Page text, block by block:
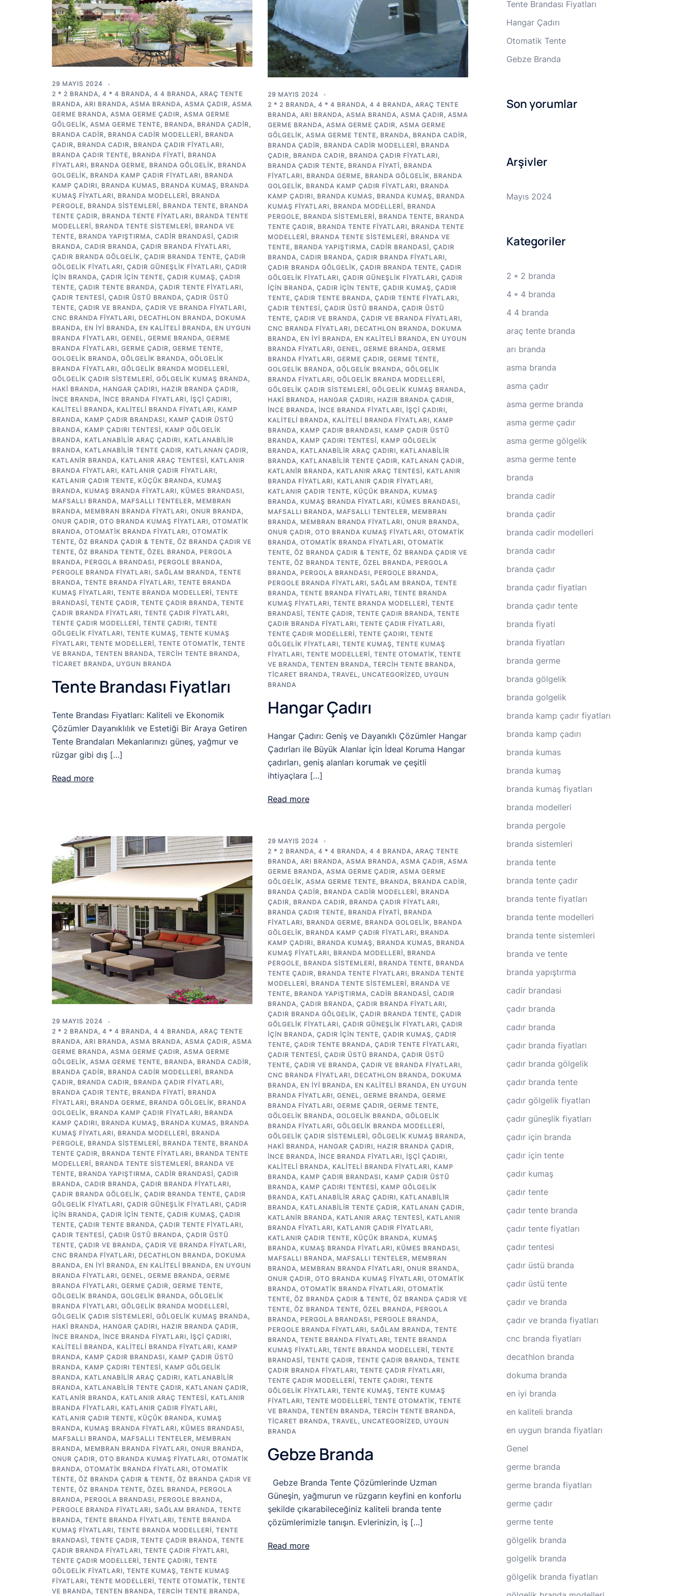
29 MAYIS 2024
2 * 2 BRANDA, 4 * 4 BRANDA, 4 4 BRANDA, ARAÇ TENTE
BRANDA, ARI BRANDA, ASMA BRANDA, ASMA ÇADIR, ASMA
GERME BRANDA, ASMA GERME ÇADIR, ASMA GERME
GÖLGELIK, ASMA GERME TENTE, BRANDA, BRANDA ÇADIR,
BRANDA CADIR, BRANDA CADIR MODELLERI, BRANDA
ÇADIR, BRANDA CADIR, BRANDA ÇADIR FIYATLARI,
BRANDA ÇADIR TENTE, BRANDA FIYATI, BRANDA
FIYATLARI, BRANDA GERME, BRANDA GÖLGELIK, BRANDA
GOLGELIK, BRANDA KAMP ÇADIR FIYATLARI, BRANDA
KAMP ÇADIRI, BRANDA KUMAS, BRANDA KUMAŞ, BRANDA
KUMAŞ FIYATLARI, BRANDA MODELLERI, BRANDA
PERGOLE, BRANDA SISTEMLERI, BRANDA TENTE, BRANDA
TENTE ÇADIR, BRANDA TENTE FIYATLARI, BRANDA TENTE
MODELLERI, BRANDA TENTE SISTEMLERI, BRANDA VE
TENTE, BRANDA YAPIŞTIRMA, CADIR BRANDASI, ÇADIR
BRANDA, CADIR BRANDA, ÇADIR BRANDA FIYATLARI,
ÇADIR BRANDA GÖLGELIK, ÇADIR BRANDA TENTE, ÇADIR
GÖLGELIK FIYATLARI, ÇADIR GÜNEŞLIK FIYATLARI, ÇADIR
IÇIN BRANDA, ÇADIR IÇIN TENTE, ÇADIR KUMAŞ, ÇADIR
TENTE, ÇADIR TENTE BRANDA, ÇADIR TENTE FIYATLARI,
ÇADIR TENTESI, ÇADIR ÜSTÜ BRANDA, ÇADIR ÜSTÜ
TENTE, ÇADIR VE BRANDA, ÇADIR VE BRANDA FIYATLARI,
CNC BRANDA FIYATLARI, DECATHLON BRANDA, DOKUMA
BRANDA, EN IYI BRANDA, EN KALITELI BRANDA, EN UYGUN
BRANDA FIYATLARI, GENEL, GERME BRANDA, GERME
BRANDA FIYATLARI, GERME ÇADIR, GERME TENTE,
GOLGELIK BRANDA, GÖLGELIK BRANDA, GÖLGELIK
BRANDA FIYATLARI, GÖLGELIK BRANDA MODELLERI,
GÖLGELIK ÇADIR SISTEMLERI, GÖLGELIK KUMAŞ BRANDA,
HAKI BRANDA, HANGAR ÇADIRI, HAZIR BRANDA ÇADIR,
INCE BRANDA, INCE BRANDA FIYATLARI, IŞÇI ÇADIRI,
KALITELI BRANDA, KALITELI BRANDA FIYATLARI, KAMP
BRANDA, KAMP ÇADIR BRANDASI, KAMP ÇADIR ÜSTÜ
BRANDA, KAMP ÇADIRI TENTESI, KAMP GÖLGELIK
BRANDA, KATLANABILIR ARAÇ ÇADIRI, KATLANABILIR
BRANDA, KATLANABILIR TENTE ÇADIR, KATLANAN ÇADIR,
KATLANIR BRANDA, KATLANIR ARAÇ TENTESI, KATLANIR
BRANDA FIYATLARI, KATLANIR ÇADIR FIYATLARI,
KATLANIR ÇADIR TENTE, KÜÇÜK BRANDA, KUMAŞ
BRANDA, KUMAŞ BRANDA FIYATLARI, KÜMES BRANDASI,
MAFSALLI BRANDA, MAFSALLI TENTELER, MEMBRAN
BRANDA, MEMBRAN BRANDA FIYATLARI, ONUR BRANDA,
ONUR ÇADIR, OTO BRANDA KUMAŞ FIYATLARI, OTOMATIK
BRANDA, OTOMATIK BRANDA FIYATLARI, OTOMATIK
TENTE, ÖZ BRANDA ÇADIR & TENTE, ÖZ BRANDA ÇADIR VE
TENTE, ÖZ BRANDA TENTE, ÖZEL BRANDA, PERGOLA
BRANDA, PERGOLA BRANDASI, PERGOLE BRANDA,
PERGOLE BRANDA FIYATLARI, SAĞLAM BRANDA, TENTE
BRANDA, TENTE BRANDA FIYATLARI, TENTE BRANDA
KUMAŞ FIYATLARI, TENTE BRANDA MODELLERI, TENTE
BRANDASI, TENTE ÇADIR, TENTE ÇADIR BRANDA, TENTE
ÇADIR BRANDA FIYATLARI, TENTE ÇADIR FIYATLARI,
TENTE ÇADIR MODELLERI, TENTE ÇADIRI, TENTE
GÖLGELIK FIYATLARI, TENTE KUMAŞ, TENTE KUMAŞ
FIYATLARI, TENTE MODELLERI, TENTE OTOMATIK, TENTE
VE BRANDA, TENTEN BRANDA, TERCIH TENTE BRANDA,
TICARET BRANDA, UYGUN BRANDA
Tente Brandası Fiyatları
Tente Brandası Fiyatları: Kaliteli ve Ekonomik
Çözümler Dayanıklılık ve Estetiği Bir Araya Getiren
Tente Brandaları Mekanlarınızı güneş, yağmur ve
rüzgar gibi dış […]
Read more
29 MAYIS 2024
2 * 2 BRANDA, 4 * 4 BRANDA, 4 4 BRANDA, ARAÇ TENTE
BRANDA, ARI BRANDA, ASMA BRANDA, ASMA ÇADIR, ASMA
GERME BRANDA, ASMA GERME ÇADIR, ASMA GERME
GÖLGELIK, ASMA GERME TENTE, BRANDA, BRANDA CADIR,
BRANDA ÇADIR, BRANDA CADIR MODELLERI, BRANDA
ÇADIR, BRANDA CADIR, BRANDA ÇADIR FIYATLARI,
BRANDA ÇADIR TENTE, BRANDA FIYATI, BRANDA
FIYATLARI, BRANDA GERME, BRANDA GÖLGELIK, BRANDA
GOLGELIK, BRANDA KAMP ÇADIR FIYATLARI, BRANDA
KAMP ÇADIRI, BRANDA KUMAS, BRANDA KUMAŞ, BRANDA
KUMAŞ FIYATLARI, BRANDA MODELLERI, BRANDA
PERGOLE, BRANDA SISTEMLERI, BRANDA TENTE, BRANDA
TENTE ÇADIR, BRANDA TENTE FIYATLARI, BRANDA TENTE
MODELLERI, BRANDA TENTE SISTEMLERI, BRANDA VE
TENTE, BRANDA YAPIŞTIRMA, CADIR BRANDASI, ÇADIR
BRANDA, CADIR BRANDA, ÇADIR BRANDA FIYATLARI,
ÇADIR BRANDA GÖLGELIK, ÇADIR BRANDA TENTE, ÇADIR
GÖLGELIK FIYATLARI, ÇADIR GÜNEŞLIK FIYATLARI, ÇADIR
IÇIN BRANDA, ÇADIR IÇIN TENTE, ÇADIR KUMAŞ, ÇADIR
TENTE, ÇADIR TENTE BRANDA, ÇADIR TENTE FIYATLARI,
ÇADIR TENTESI, ÇADIR ÜSTÜ BRANDA, ÇADIR ÜSTÜ
TENTE, ÇADIR VE BRANDA, ÇADIR VE BRANDA FIYATLARI,
CNC BRANDA FIYATLARI, DECATHLON BRANDA, DOKUMA
BRANDA, EN IYI BRANDA, EN KALITELI BRANDA, EN UYGUN
BRANDA FIYATLARI, GENEL, GERME BRANDA, GERME
BRANDA FIYATLARI, GERME ÇADIR, GERME TENTE,
GOLGELIK BRANDA, GÖLGELIK BRANDA, GÖLGELIK
BRANDA FIYATLARI, GÖLGELIK BRANDA MODELLERI,
GÖLGELIK ÇADIR SISTEMLERI, GÖLGELIK KUMAŞ BRANDA,
HAKI BRANDA, HANGAR ÇADIRI, HAZIR BRANDA ÇADIR,
INCE BRANDA, INCE BRANDA FIYATLARI, IŞÇI ÇADIRI,
KALITELI BRANDA, KALITELI BRANDA FIYATLARI, KAMP
BRANDA, KAMP ÇADIR BRANDASI, KAMP ÇADIR ÜSTÜ
BRANDA, KAMP ÇADIRI TENTESI, KAMP GÖLGELIK
BRANDA, KATLANABILIR ARAÇ ÇADIRI, KATLANABILIR
BRANDA, KATLANABILIR TENTE ÇADIR, KATLANAN ÇADIR,
KATLANIR BRANDA, KATLANIR ARAÇ TENTESI, KATLANIR
BRANDA FIYATLARI, KATLANIR ÇADIR FIYATLARI,
KATLANIR ÇADIR TENTE, KÜÇÜK BRANDA, KUMAŞ
BRANDA, KUMAŞ BRANDA FIYATLARI, KÜMES BRANDASI,
MAFSALLI BRANDA, MAFSALLI TENTELER, MEMBRAN
BRANDA, MEMBRAN BRANDA FIYATLARI, ONUR BRANDA,
ONUR ÇADIR, OTO BRANDA KUMAŞ FIYATLARI, OTOMATIK
BRANDA, OTOMATIK BRANDA FIYATLARI, OTOMATIK
TENTE, ÖZ BRANDA ÇADIR & TENTE, ÖZ BRANDA ÇADIR VE
TENTE, ÖZ BRANDA TENTE, ÖZEL BRANDA, PERGOLA
BRANDA, PERGOLA BRANDASI, PERGOLE BRANDA,
PERGOLE BRANDA FIYATLARI, SAĞLAM BRANDA, TENTE
BRANDA, TENTE BRANDA FIYATLARI, TENTE BRANDA
KUMAŞ FIYATLARI, TENTE BRANDA MODELLERI, TENTE
BRANDASI, TENTE ÇADIR, TENTE ÇADIR BRANDA, TENTE
ÇADIR BRANDA FIYATLARI, TENTE ÇADIR FIYATLARI,
TENTE ÇADIR MODELLERI, TENTE ÇADIRI, TENTE
GÖLGELIK FIYATLARI, TENTE KUMAŞ, TENTE KUMAŞ
FIYATLARI, TENTE MODELLERI, TENTE OTOMATIK, TENTE
VE BRANDA, TENTEN BRANDA, TERCIH TENTE BRANDA,
TICARET BRANDA, TRAVEL, UNCATEGORIZED, UYGUN
BRANDA
Hangar Çadırı
Hangar Çadırı: Geniş ve Dayanıklı Çözümler Hangar
Çadırları ile Büyük Alanlar İçin İdeal Koruma Hangar
çadırları, geniş alanları korumak ve çeşitli
ihtiyaçlara […]
Read more
29 MAYIS 2024
2 * 2 BRANDA, 4 * 4 BRANDA, 4 4 BRANDA, ARAÇ TENTE
BRANDA, ARI BRANDA, ASMA BRANDA, ASMA ÇADIR, ASMA
GERME BRANDA, ASMA GERME ÇADIR, ASMA GERME
GÖLGELIK, ASMA GERME TENTE, BRANDA, BRANDA CADIR,
BRANDA ÇADIR, BRANDA CADIR MODELLERI, BRANDA
ÇADIR, BRANDA CADIR, BRANDA ÇADIR FIYATLARI,
BRANDA ÇADIR TENTE, BRANDA FIYATI, BRANDA
FIYATLARI, BRANDA GERME, BRANDA GÖLGELIK, BRANDA
GOLGELIK, BRANDA KAMP ÇADIR FIYATLARI, BRANDA
KAMP ÇADIRI, BRANDA KUMAŞ, BRANDA KUMAS, BRANDA
KUMAŞ FIYATLARI, BRANDA MODELLERI, BRANDA
PERGOLE, BRANDA SISTEMLERI, BRANDA TENTE, BRANDA
TENTE ÇADIR, BRANDA TENTE FIYATLARI, BRANDA TENTE
MODELLERI, BRANDA TENTE SISTEMLERI, BRANDA VE
TENTE, BRANDA YAPIŞTIRMA, CADIR BRANDASI, ÇADIR
BRANDA, CADIR BRANDA, ÇADIR BRANDA FIYATLARI,
ÇADIR BRANDA GÖLGELIK, ÇADIR BRANDA TENTE, ÇADIR
GÖLGELIK FIYATLARI, ÇADIR GÜNEŞLIK FIYATLARI, ÇADIR
IÇIN BRANDA, ÇADIR IÇIN TENTE, ÇADIR KUMAŞ, ÇADIR
TENTE, ÇADIR TENTE BRANDA, ÇADIR TENTE FIYATLARI,
ÇADIR TENTESI, ÇADIR ÜSTÜ BRANDA, ÇADIR ÜSTÜ
TENTE, ÇADIR VE BRANDA, ÇADIR VE BRANDA FIYATLARI,
CNC BRANDA FIYATLARI, DECATHLON BRANDA, DOKUMA
BRANDA, EN IYI BRANDA, EN KALITELI BRANDA, EN UYGUN
BRANDA FIYATLARI, GENEL, GERME BRANDA, GERME
BRANDA FIYATLARI, GERME ÇADIR, GERME TENTE,
GÖLGELIK BRANDA, GOLGELIK BRANDA, GÖLGELIK
BRANDA FIYATLARI, GÖLGELIK BRANDA MODELLERI,
GÖLGELIK ÇADIR SISTEMLERI, GÖLGELIK KUMAŞ BRANDA,
HAKI BRANDA, HANGAR ÇADIRI, HAZIR BRANDA ÇADIR,
INCE BRANDA, INCE BRANDA FIYATLARI, IŞÇI ÇADIRI,
KALITELI BRANDA, KALITELI BRANDA FIYATLARI, KAMP
BRANDA, KAMP ÇADIR BRANDASI, KAMP ÇADIR ÜSTÜ
BRANDA, KAMP ÇADIRI TENTESI, KAMP GÖLGELIK
BRANDA, KATLANABILIR ARAÇ ÇADIRI, KATLANABILIR
BRANDA, KATLANABILIR TENTE ÇADIR, KATLANAN ÇADIR,
KATLANIR BRANDA, KATLANIR ARAÇ TENTESI, KATLANIR
BRANDA FIYATLARI, KATLANIR ÇADIR FIYATLARI,
KATLANIR ÇADIR TENTE, KÜÇÜK BRANDA, KUMAŞ
BRANDA, KUMAŞ BRANDA FIYATLARI, KÜMES BRANDASI,
MAFSALLI BRANDA, MAFSALLI TENTELER, MEMBRAN
BRANDA, MEMBRAN BRANDA FIYATLARI, ONUR BRANDA,
ONUR ÇADIR, OTO BRANDA KUMAŞ FIYATLARI, OTOMATIK
BRANDA, OTOMATIK BRANDA FIYATLARI, OTOMATIK
TENTE, ÖZ BRANDA ÇADIR & TENTE, ÖZ BRANDA ÇADIR VE
TENTE, ÖZ BRANDA TENTE, ÖZEL BRANDA, PERGOLA
BRANDA, PERGOLA BRANDASI, PERGOLE BRANDA,
PERGOLE BRANDA FIYATLARI, SAĞLAM BRANDA, TENTE
BRANDA, TENTE BRANDA FIYATLARI, TENTE BRANDA
KUMAŞ FIYATLARI, TENTE BRANDA MODELLERI, TENTE
BRANDASI, TENTE ÇADIR, TENTE ÇADIR BRANDA, TENTE
ÇADIR BRANDA FIYATLARI, TENTE ÇADIR FIYATLARI,
TENTE ÇADIR MODELLERI, TENTE ÇADIRI, TENTE
GÖLGELIK FIYATLARI, TENTE KUMAŞ, TENTE KUMAŞ
FIYATLARI, TENTE MODELLERI, TENTE OTOMATIK, TENTE
VE BRANDA, TENTEN BRANDA, TERCIH TENTE BRANDA,
29 MAYIS 2024
2 * 2 BRANDA, 4 * 4 BRANDA, 4 4 BRANDA, ARAÇ TENTE
BRANDA, ARI BRANDA, ASMA BRANDA, ASMA ÇADIR, ASMA
GERME BRANDA, ASMA GERME ÇADIR, ASMA GERME
GÖLGELIK, ASMA GERME TENTE, BRANDA, BRANDA CADIR,
BRANDA ÇADIR, BRANDA CADIR MODELLERI, BRANDA
ÇADIR, BRANDA CADIR, BRANDA ÇADIR FIYATLARI,
BRANDA ÇADIR TENTE, BRANDA FIYATI, BRANDA
FIYATLARI, BRANDA GERME, BRANDA GOLGELIK, BRANDA
GÖLGELIK, BRANDA KAMP ÇADIR FIYATLARI, BRANDA
KAMP ÇADIRI, BRANDA KUMAŞ, BRANDA KUMAS, BRANDA
KUMAŞ FIYATLARI, BRANDA MODELLERI, BRANDA
PERGOLE, BRANDA SISTEMLERI, BRANDA TENTE, BRANDA
TENTE ÇADIR, BRANDA TENTE FIYATLARI, BRANDA TENTE
MODELLERI, BRANDA TENTE SISTEMLERI, BRANDA VE
TENTE, BRANDA YAPIŞTIRMA, CADIR BRANDASI, CADIR
BRANDA, ÇADIR BRANDA, ÇADIR BRANDA FIYATLARI,
ÇADIR BRANDA GÖLGELIK, ÇADIR BRANDA TENTE, ÇADIR
GÖLGELIK FIYATLARI, ÇADIR GÜNEŞLIK FIYATLARI, ÇADIR
IÇIN BRANDA, ÇADIR IÇIN TENTE, ÇADIR KUMAŞ, ÇADIR
TENTE, ÇADIR TENTE BRANDA, ÇADIR TENTE FIYATLARI,
ÇADIR TENTESI, ÇADIR ÜSTÜ BRANDA, ÇADIR ÜSTÜ
TENTE, ÇADIR VE BRANDA, ÇADIR VE BRANDA FIYATLARI,
CNC BRANDA FIYATLARI, DECATHLON BRANDA, DOKUMA
BRANDA, EN IYI BRANDA, EN KALITELI BRANDA, EN UYGUN
BRANDA FIYATLARI, GENEL, GERME BRANDA, GERME
BRANDA FIYATLARI, GERME ÇADIR, GERME TENTE,
GÖLGELIK BRANDA, GOLGELIK BRANDA, GÖLGELIK
BRANDA FIYATLARI, GÖLGELIK BRANDA MODELLERI,
GÖLGELIK ÇADIR SISTEMLERI, GÖLGELIK KUMAŞ BRANDA,
HAKI BRANDA, HANGAR ÇADIRI, HAZIR BRANDA ÇADIR,
INCE BRANDA, INCE BRANDA FIYATLARI, IŞÇI ÇADIRI,
KALITELI BRANDA, KALITELI BRANDA FIYATLARI, KAMP
BRANDA, KAMP ÇADIR BRANDASI, KAMP ÇADIR ÜSTÜ
BRANDA, KAMP ÇADIRI TENTESI, KAMP GÖLGELIK
BRANDA, KATLANABILIR ARAÇ ÇADIRI, KATLANABILIR
BRANDA, KATLANABILIR TENTE ÇADIR, KATLANAN ÇADIR,
KATLANIR BRANDA, KATLANIR ARAÇ TENTESI, KATLANIR
BRANDA FIYATLARI, KATLANIR ÇADIR FIYATLARI,
KATLANIR ÇADIR TENTE, KÜÇÜK BRANDA, KUMAŞ
BRANDA, KUMAŞ BRANDA FIYATLARI, KÜMES BRANDASI,
MAFSALLI BRANDA, MAFSALLI TENTELER, MEMBRAN
BRANDA, MEMBRAN BRANDA FIYATLARI, ONUR BRANDA,
ONUR ÇADIR, OTO BRANDA KUMAŞ FIYATLARI, OTOMATIK
BRANDA, OTOMATIK BRANDA FIYATLARI, OTOMATIK
TENTE, ÖZ BRANDA ÇADIR & TENTE, ÖZ BRANDA ÇADIR VE
TENTE, ÖZ BRANDA TENTE, ÖZEL BRANDA, PERGOLA
BRANDA, PERGOLA BRANDASI, PERGOLE BRANDA,
PERGOLE BRANDA FIYATLARI, SAĞLAM BRANDA, TENTE
BRANDA, TENTE BRANDA FIYATLARI, TENTE BRANDA
KUMAŞ FIYATLARI, TENTE BRANDA MODELLERI, TENTE
BRANDASI, TENTE ÇADIR, TENTE ÇADIR BRANDA, TENTE
ÇADIR BRANDA FIYATLARI, TENTE ÇADIR FIYATLARI,
TENTE ÇADIR MODELLERI, TENTE ÇADIRI, TENTE
GÖLGELIK FIYATLARI, TENTE KUMAŞ, TENTE KUMAŞ
FIYATLARI, TENTE MODELLERI, TENTE OTOMATIK, TENTE
VE BRANDA, TENTEN BRANDA, TERCIH TENTE BRANDA,
TICARET BRANDA, TRAVEL, UNCATEGORIZED, UYGUN
BRANDA
Gebze Branda
Gebze Branda Tente Çözümlerinde Uzman
Güneşin, yağmurun ve rüzgarın keyfini en konforlu
şekilde çıkarabileceğiniz kaliteli branda tente
çözümlerimizle tanışın. Evlerinizin, iş […]
Read more
Tente Brandası Fiyatları
Hangar Çadırı
Otomatik Tente
Gebze Branda
Son yorumlar
Arşivler
Mayıs 2024
Kategoriler
2 * 2 branda
4 * 4 branda
4 4 branda
araç tente branda
arı branda
asma branda
asma çadır
asma germe branda
asma germe çadır
asma germe gölgelik
asma germe tente
branda
branda cadir
branda çadir
branda cadir modelleri
branda cadır
branda çadır
branda çadır fiyatları
branda çadır tente
branda fiyati
branda fiyatları
branda germe
branda gölgelik
branda golgelik
branda kamp çadır fiyatları
branda kamp çadırı
branda kumas
branda kumaş
branda kumaş fiyatları
branda modelleri
branda pergole
branda sistemleri
branda tente
branda tente çadır
branda tente fiyatları
branda tente modelleri
branda tente sistemleri
branda ve tente
branda yapıştırma
cadir brandasi
çadır branda
cadır branda
çadır branda fiyatları
çadır branda gölgelik
çadır branda tente
çadır gölgelik fiyatları
çadır güneşlik fiyatları
çadır için branda
çadır için tente
çadır kumaş
çadır tente
çadır tente branda
çadır tente fiyatları
çadır tentesi
çadır üstü branda
çadır üstü tente
çadır ve branda
çadır ve branda fiyatları
cnc branda fiyatları
decathlon branda
dokuma branda
en iyi branda
en kaliteli branda
en uygun branda fiyatları
Genel
germe branda
germe branda fiyatları
germe çadır
germe tente
gölgelik branda
golgelik branda
gölgelik branda fiyatları